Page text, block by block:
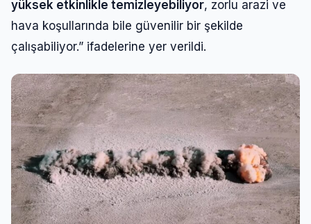
yüksek etkinlikle temizleyebiliyor, zorlu arazi ve
hava koşullarında bile güvenilir bir şekilde
çalışabiliyor.” ifadelerine yer verildi.